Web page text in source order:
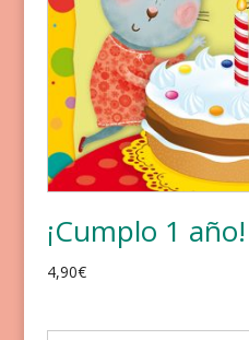
¡Cumplo 1 año!
4,90€